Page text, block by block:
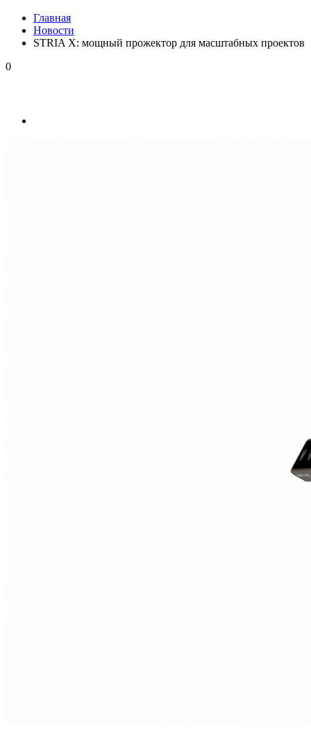
Главная
Новости
STRIA X: мощный прожектор для масштабных проектов
0